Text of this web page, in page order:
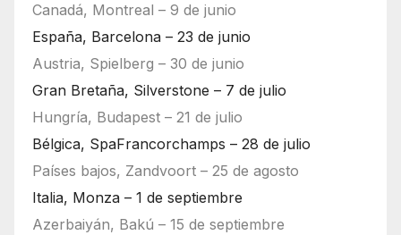
Canadá, Montreal – 9 de junio
España, Barcelona – 23 de junio
Austria, Spielberg – 30 de junio
Gran Bretaña, Silverstone – 7 de julio
Hungría, Budapest – 21 de julio
Bélgica, SpaFrancorchamps – 28 de julio
Países bajos, Zandvoort – 25 de agosto
Italia, Monza – 1 de septiembre
Azerbaiyán, Bakú – 15 de septiembre